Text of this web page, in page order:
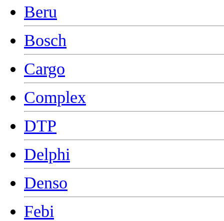
Beru
Bosch
Cargo
Complex
DTP
Delphi
Denso
Febi